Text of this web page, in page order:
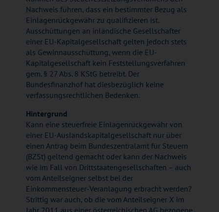
Nachweis führen, dass ein bestimmter Bezug als
Einlagenrückgewähr zu qualifizieren ist.
Ausschüttungen an inländische Gesellschafter
einer EU-Kapitalgesellschaft gelten jedoch stets
als Gewinnausschüttung, wenn die EU-
Kapitalgesellschaft kein Feststellungsverfahren
gem. § 27 Abs. 8 KStG betreibt. Der
Bundesfinanzhof hat diesbezüglich keine
verfassungsrechtlichen Bedenken.
Hintergrund
Kann eine steuerfreie Einlagenrückgewähr von
einer EU-Auslandskapitalgesellschaft nur über
einen Antrag beim Bundeszentralamt für Steuern
(BZSt) geltend gemacht oder kann der Nachweis
wie im Fall von Drittstaatengesellschaften – auch
vom Anteilseigner selbst bei der
Einkommensteuer-Veranlagung erbracht werden?
Strittig war auch, ob die vom Anteilseigner X im
Jahr 2011 aus einer österreichischen AG bezogene